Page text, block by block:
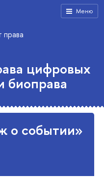
Меню
права
цифровых
биоправа
о событии»